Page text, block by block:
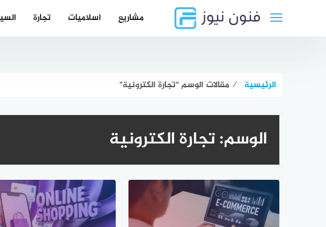
مشاريع اسلاميات تجارة
الرئيسية ⁄ مقالات الوسم "تجارة الكترونية"
الوسم:تجارة الكترونية